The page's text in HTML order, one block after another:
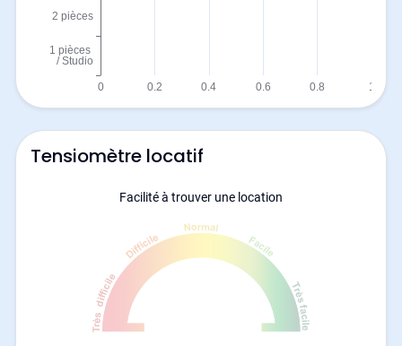
Tensiomètre locatif
Facilité à trouver une location